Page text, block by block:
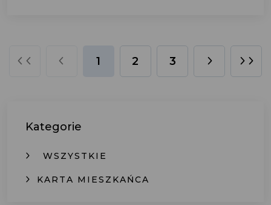
1 2 3
Kategorie
WSZYSTKIE
KARTA MIESZKAŃCA